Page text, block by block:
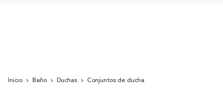
Inicio Baño Duchas Conjuntos de ducha